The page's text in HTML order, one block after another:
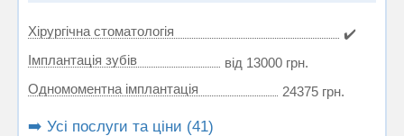
Хірургічна стоматологія
✔️
Імплантація зубів
від 13000 грн.
Одномоментна імплантація
24375 грн.
➡️ Усі послуги та ціни (41)